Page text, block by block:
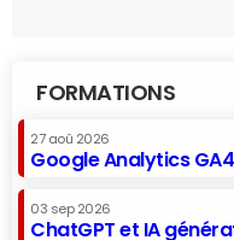
FORMATIONS
27 aoû 2026
Google Analytics GA4
03 sep 2026
ChatGPT et IA